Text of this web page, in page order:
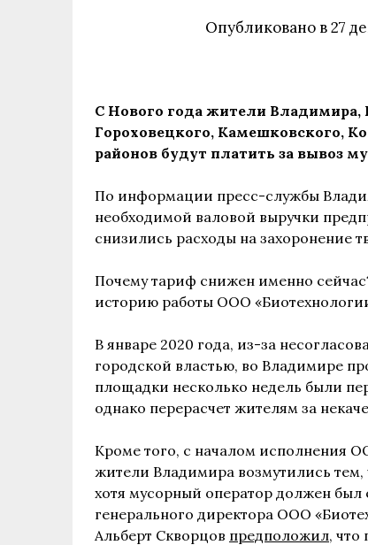
Опубликовано в27
С Нового года жители Владимира,
Гороховецкого, Камешковского,
районов будут платить за вывоз
По информации пресс-службы
необходимой валовой выручки
снизились расходы на захоронение
Почему тариф снижен именно
историю работы ООО
В январе 2020 года, из-за
городской властью, во Владимире
площадки несколько недель были
однако перерасчет жителям за
Кроме того, с началом исполнения
жители Владимира возмутились тем,
хотя мусорный оператор должен был
генерального директора ООО
Альберт Скворцов предположил, что